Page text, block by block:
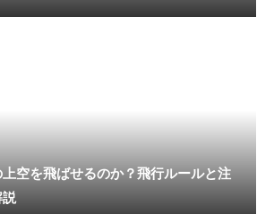
上空を飛ばせるのか？飛行ルールと注
説